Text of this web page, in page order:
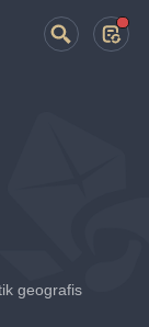
geografis